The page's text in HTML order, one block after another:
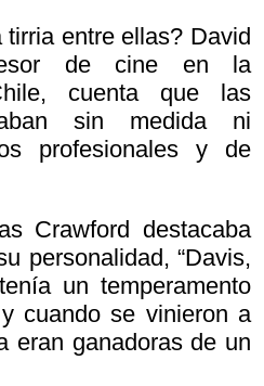
entre ellas? David
de cine en la
cuenta que las
sin medida ni
profesionales y de
Crawford destacaba
personalidad, “Davis,
un temperamento
cuando se vinieron a
eran ganadoras de un